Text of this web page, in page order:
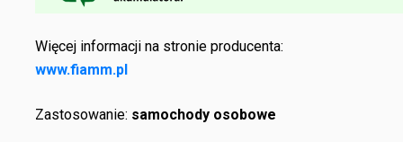
Więcej informacji na stronie producenta:
www.fiamm.pl
Zastosowanie: samochody osobowe